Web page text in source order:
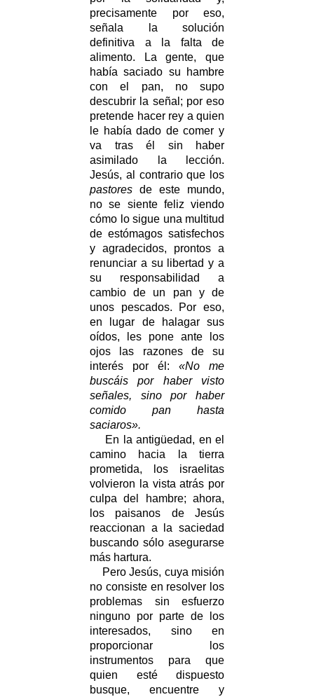
precisamente por eso,
señala la solución
definitiva a la falta de
alimento. La gente, que
había saciado su hambre
con el pan, no supo
descubrir la señal; por eso
pretende hacer rey a quien
le había dado de comer y
va tras él sin haber
asimilado la lección.
Jesús, al contrario que los
pastores de este mundo,
no se siente feliz viendo
cómo lo sigue una multitud
de estómagos satisfechos
y agradecidos, prontos a
renunciar a su libertad y a
su responsabilidad a
cambio de un pan y de
unos pescados. Por eso,
en lugar de halagar sus
oídos, les pone ante los
ojos las razones de su
interés por él: «No me
buscáis por haber visto
señales, sino por haber
comido pan hasta
saciaros».
En la antigüedad, en el
camino hacia la tierra
prometida, los israelitas
volvieron la vista atrás por
culpa del hambre; ahora,
los paisanos de Jesús
reaccionan a la saciedad
buscando sólo asegurarse
más hartura.
Pero Jesús, cuya misión
no consiste en resolver los
problemas sin esfuerzo
ninguno por parte de los
interesados, sino en
proporcionar los
instrumentos para que
quien esté dispuesto
busque, encuentre y